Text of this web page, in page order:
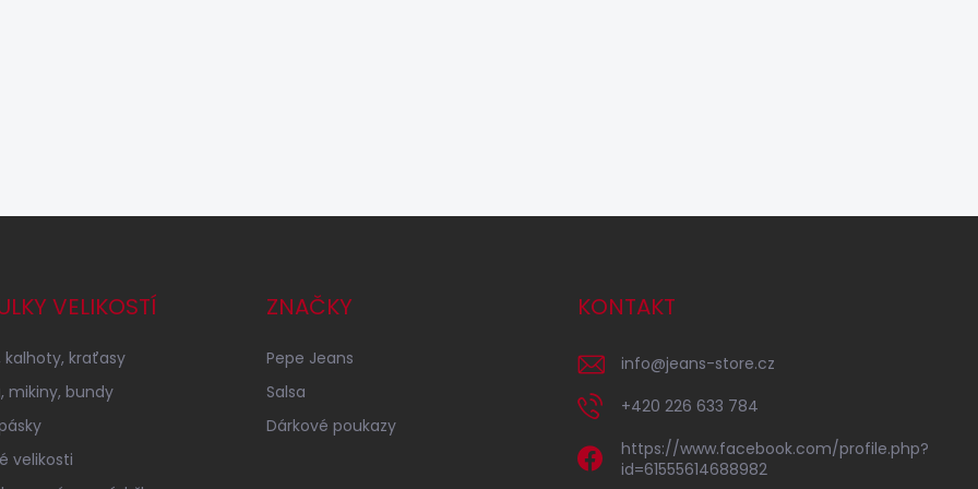
VELIKOSTÍ
kalhoty, kraťasy
mikiny, bundy
velikosti
ZNAČKY
Pepe Jeans
Salsa
Dárkové poukazy
KONTAKT
info@jeans-store.cz
+420 226 633 784
https://www.facebook.com/profile.php?
id=61555614688982